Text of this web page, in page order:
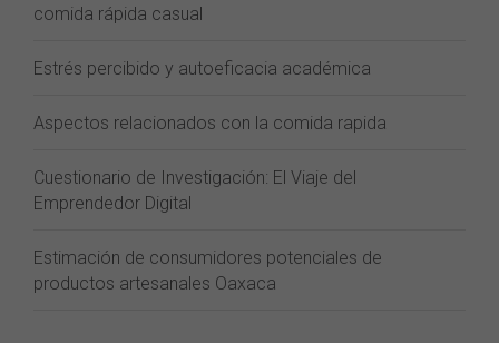
comida rápida casual
Estrés percibido y autoeficacia académica
Aspectos relacionados con la comida rapida
Cuestionario de Investigación: El Viaje del
Emprendedor Digital
Estimación de consumidores potenciales de
productos artesanales Oaxaca